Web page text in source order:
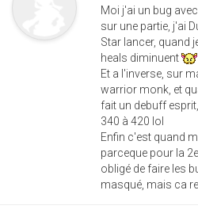
Moi j'ai un bug
sur une partie, j'ai
Star lancer, quand
heals diminuent
Et a l'inverse, sur
warrior monk, et
fait un debuff
340 à 420 lol
Enfin c'est quand
parceque pour la
obligé de faire les
masqué, mais ca